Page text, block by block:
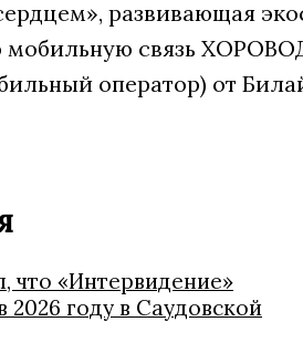
развивающая
мобильную связь
оператор) от
что «Интервидение»
2026 году в Саудовской